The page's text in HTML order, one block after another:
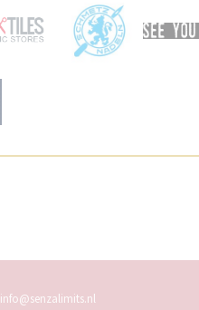
info@senzalimits.nl